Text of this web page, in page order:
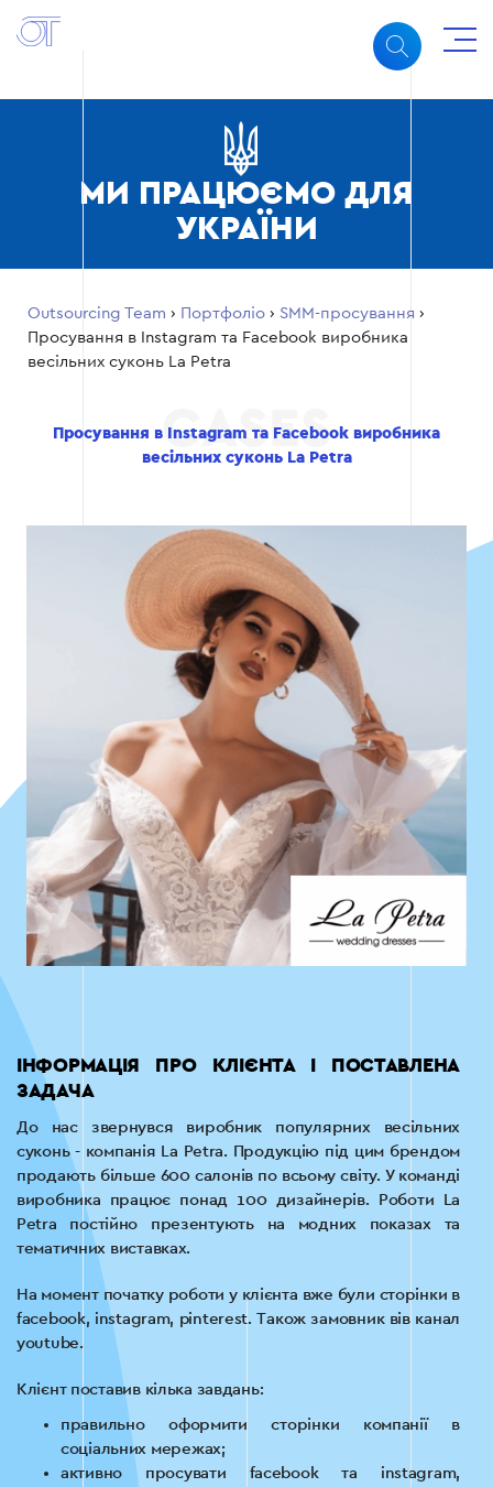
МИ ПРАЦЮЄМО ДЛЯ
УКРАЇНИ
Outsourcing Team › Портфоліо › SMM-просування ›
Просування в Instagram та Facebook виробника
весільних суконь La Petra
Просування в Instagram та Facebook виробника
весільних суконь La Petra
ІНФОРМАЦІЯ ПРО КЛІЄНТА І ПОСТАВЛЕНА
ЗАДАЧА
До нас звернувся виробник популярних весільних
суконь - компанія La Petra. Продукцію під цим брендом
продають більше 600 салонів по всьому світу. У команді
виробника працює понад 100 дизайнерів. Роботи La
Petra постійно презентують на модних показах та
тематичних виставках.
На момент початку роботи у клієнта вже були сторінки в
facebook, instagram, pinterest. Також замовник вів канал
youtube.
Клієнт поставив кілька завдань:
правильно оформити сторінки компанії в
соціальних мережах;
активно просувати facebook та instagram,